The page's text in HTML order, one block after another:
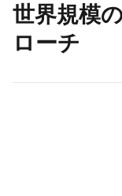
世界規模
ローチ
新しいユーザー